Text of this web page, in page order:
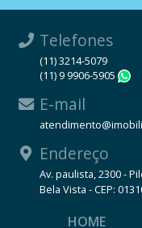
Telefones
(11) 3214-5079
(11) 9 9906-5905
E-mail
Endereço
Av. paulista, 2300 -
Bela Vista - CEP:
HOME